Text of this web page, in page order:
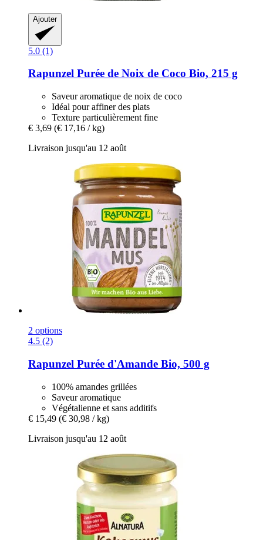
Ajouter
5.0 (1)
Rapunzel Purée de Noix de Coco Bio, 215 g
Saveur aromatique de noix de coco
Idéal pour affiner des plats
Texture particulièrement fine
€ 3,69 (€ 17,16 / kg)
Livraison jusqu'au 12 août
2 options
4.5 (2)
Rapunzel Purée d'Amande Bio, 500 g
100% amandes grillées
Saveur aromatique
Végétalienne et sans additifs
€ 15,49 (€ 30,98 / kg)
Livraison jusqu'au 12 août